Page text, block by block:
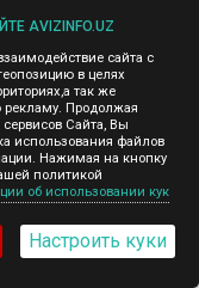
незаменимой
коммунальном и
AVIZINFO.UZ
сайта с
в целях
так же
рекламу. Продолжая
Сайта, Вы
использования файлов
Нажимая на кнопку
политикой
об использовании кук
Настроить куки